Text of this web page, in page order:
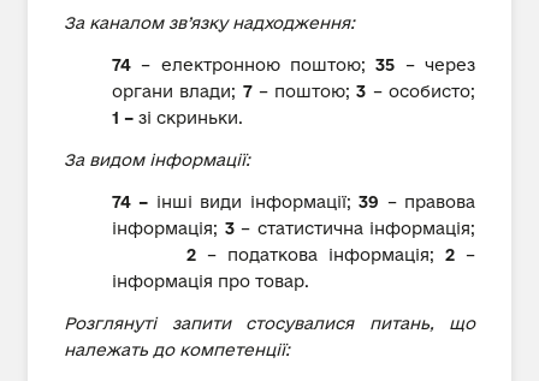
За каналом зв’язку надходження:
74 – електронною поштою;35 – через
органи влади; 7– поштою;3 – особисто;
1 – зі скриньки.
За видом інформації:
74 – інші види інформації;39 – правова
інформація; 3 – статистична інформація;
2 – податкова інформація;2 –
інформація про товар.
Розглянуті запити стосувалися питань, що
належать до компетенції: